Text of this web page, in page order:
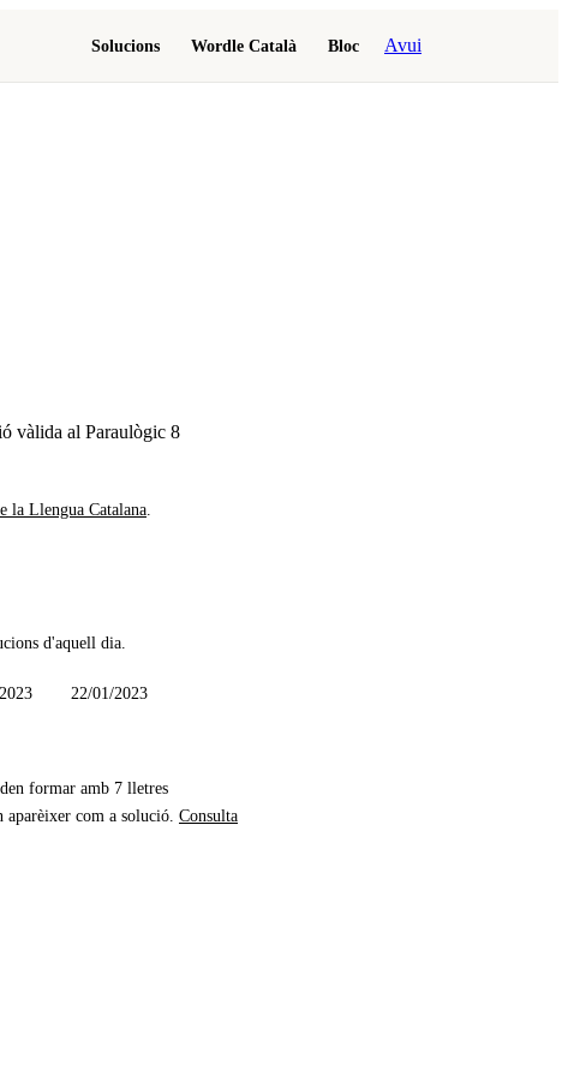
Solucions Wordle Català Bloc Avui
vàlida al Paraulògic 8
la Llengua Catalana
d'aquell dia.
22/01/2023
formar amb 7 lletres
aparèixer com a solució. Consulta